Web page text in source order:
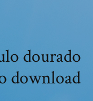
dourado
download